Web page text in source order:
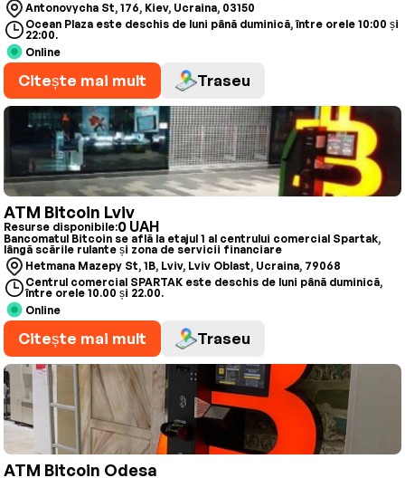
Antonovycha St, 176, Kiev, Ucraina, 03150
Ocean Plaza este deschis de luni până duminică, între orele 10:00 și
22:00.
Online
Citește mai mult Traseu
ATM Bitcoin Lviv
Resurse disponibile:0 UAH
Bancomatul Bitcoin se află la etajul 1 al centrului comercial Spartak,
lângă scările rulante și zona de servicii financiare
Hetmana Mazepy St, 1B, Lviv, Lviv Oblast, Ucraina, 79068
Centrul comercial SPARTAK este deschis de luni până duminică,
între orele 10.00 și 22.00.
Online
Citește mai mult Traseu
ATM Bitcoin Odesa